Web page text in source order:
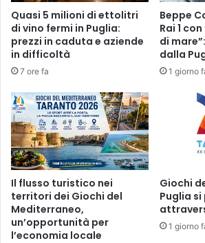
Quasi 5 milioni di ettolitri
di vino fermi in Puglia:
prezzi in caduta e aziende
in difficoltà
7 ore fa
Beppe
Rai 1
di
dalla
1 giorno
Il flusso turistico nei
territori dei Giochi del
Mediterraneo,
un’opportunità per
l’economia locale
Giochi
Puglia
1 giorno